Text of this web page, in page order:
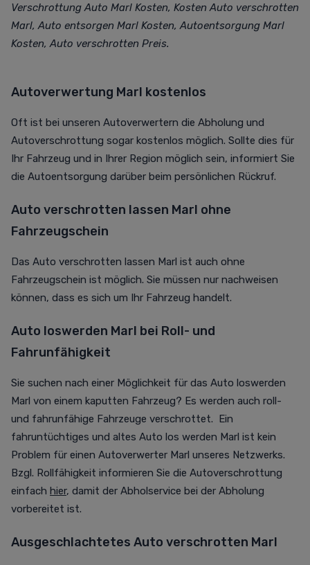
Verschrottung Auto Marl Kosten, Kosten Auto verschrotten
Marl, Auto entsorgen Marl Kosten, Autoentsorgung Marl
Kosten, Auto verschrotten Preis.
Autoverwertung Marl kostenlos
Oft ist bei unseren Autoverwertern die Abholung und
Autoverschrottung sogar kostenlos möglich. Sollte dies für
Ihr Fahrzeug und in Ihrer Region möglich sein, informiert Sie
die Autoentsorgung darüber beim persönlichen Rückruf.
Auto verschrotten lassen Marl ohne
Fahrzeugschein
Das Auto verschrotten lassen Marl ist auch ohne
Fahrzeugschein ist möglich. Sie müssen nur nachweisen
können, dass es sich um Ihr Fahrzeug handelt.
Auto loswerden Marl bei Roll- und
Fahrunfähigkeit
Sie suchen nach einer Möglichkeit für das Auto loswerden
Marl von einem kaputten Fahrzeug? Es werden auch roll-
und fahrunfähige Fahrzeuge verschrottet. Ein
fahruntüchtiges und altes Auto los werden Marl ist kein
Problem für einen Autoverwerter Marl unseres Netzwerks.
Bzgl. Rollfähigkeit informieren Sie die Autoverschrottung
einfach hier, damit der Abholservice bei der Abholung
vorbereitet ist.
Ausgeschlachtetes Auto verschrotten Marl